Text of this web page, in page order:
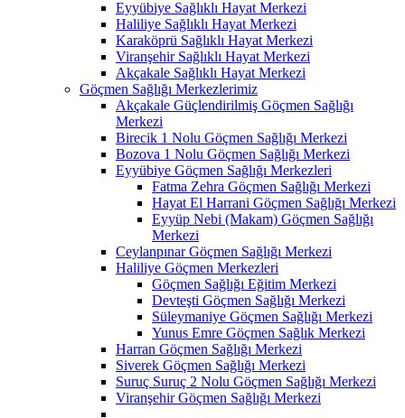
Eyyübiye Sağlıklı Hayat Merkezi
Haliliye Sağlıklı Hayat Merkezi
Karaköprü Sağlıklı Hayat Merkezi
Viranşehir Sağlıklı Hayat Merkezi
Akçakale Sağlıklı Hayat Merkezi
Göçmen Sağlığı Merkezlerimiz
Akçakale Güçlendirilmiş Göçmen Sağlığı
Merkezi
Birecik 1 Nolu Göçmen Sağlığı Merkezi
Bozova 1 Nolu Göçmen Sağlığı Merkezi
Eyyübiye Göçmen Sağlığı Merkezleri
Fatma Zehra Göçmen Sağlığı Merkezi
Hayat El Harrani Göçmen Sağlığı Merkezi
Eyyüp Nebi (Makam) Göçmen Sağlığı
Merkezi
Ceylanpınar Göçmen Sağlığı Merkezi
Haliliye Göçmen Merkezleri
Göçmen Sağlığı Eğitim Merkezi
Devteşti Göçmen Sağlığı Merkezi
Süleymaniye Göçmen Sağlığı Merkezi
Yunus Emre Göçmen Sağlık Merkezi
Harran Göçmen Sağlığı Merkezi
Siverek Göçmen Sağlığı Merkezi
Suruç Suruç 2 Nolu Göçmen Sağlığı Merkezi
Viranşehir Göçmen Sağlığı Merkezi